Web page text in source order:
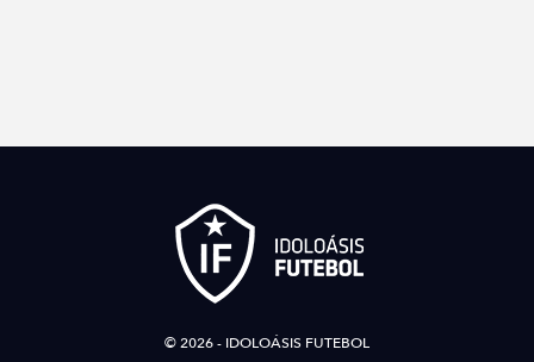
© 2026 - IDOLOÁSIS FUTEBOL